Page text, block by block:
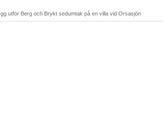
utför Berg och Brykt sedumtak på en villa vid Orsasjön